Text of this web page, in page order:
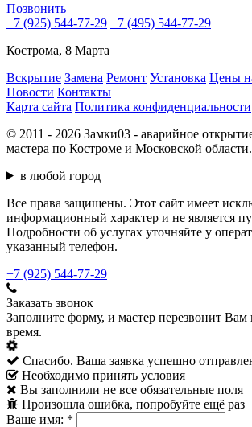
Позвонить
+7 (925) 544-77-29 +7 (495) 544-77-29
Кострома, 8 Марта
Вскрытие Замена Ремонт Установка Цены
Новости Контакты
Карта сайта Политика конфиденциальности
© 2011 - 2026 Замки03 - аварийное
мастера по Костроме и Московской области.
в любой город
Все права защищены. Этот сайт имеет
информационный характер и не является
Подробности об услугах уточняйте у
указанный телефон.
+7 (925) 544-77-29
Заказать звонок
Заполните форму, и мастер перезвонит
время.
Спасибо. Ваша заявка успешно
Необходимо принять условия
Вы заполнили не все обязательные поля
Произошла ошибка, попробуйте ещё раз
Ваше имя: *